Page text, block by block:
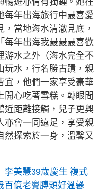
暢遊亦情有獨鍾。她在
每年出海旅行中最喜愛
當地海水清澈見底，
每年出海我最最最喜歡
游水之外（海水完全不
玩水，行名勝古蹟，親
宜，他們一家享受豪華
開心吃著雪糕。轉眼間
近距離接觸，兒子更興
亦會一同遠足，享受親
然探索於一身，溫馨又
李美慧39歲慶生 複式
百億老竇膊頭好溫馨